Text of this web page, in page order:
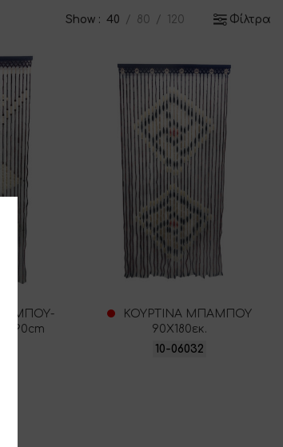
Show 40 80 120 Φίλτρα
ΚΟΥΡΤΙΝA ΜΠΑΜΠΟΥ
90Χ180εκ.
10-06032